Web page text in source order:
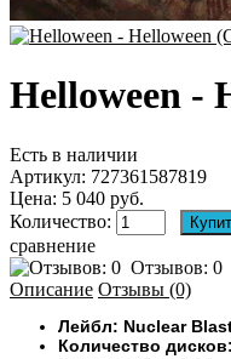
Helloween -
Есть в наличии
Артикул: 727361587819
Цена: 5 040 руб.
Количество:
сравнение
Отзывов: 0
Описание Отзывы (0)
Лейбл: Nuclear
Количество